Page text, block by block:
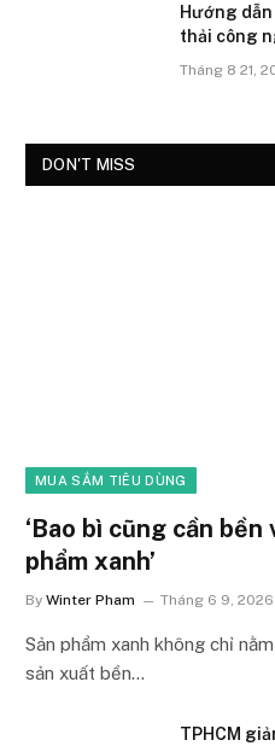
Hướng
thải công
Tháng 8 21,
DON'T MISS
MUA SẮM TIÊU DÙNG
‘Bao bì cũng cần
phẩm xanh’
By Winter Pham Tháng 6 9, 2026
Sản phẩm xanh không chỉ
sản xuất bền…
TPHCM